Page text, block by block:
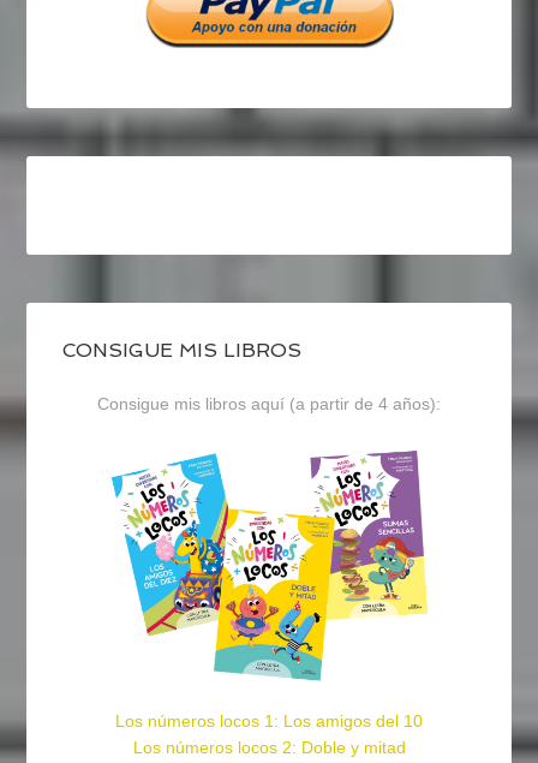
CONSIGUE MIS LIBROS
Consigue mis libros aquí (a partir de 4 años):
Los números locos 1: Los amigos del 10
Los números locos 2: Doble y mitad